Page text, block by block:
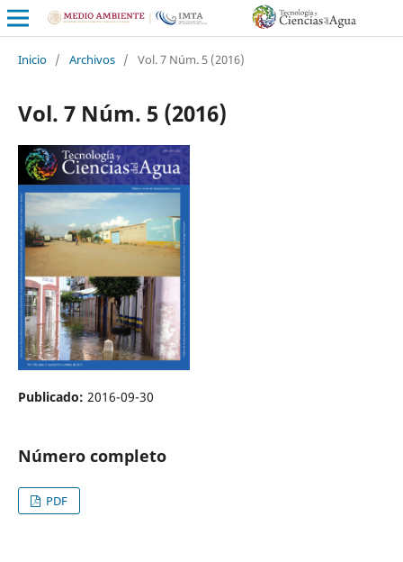
Inicio / Archivos / Vol. 7 Núm. 5 (2016)
Vol. 7 Núm. 5 (2016)
Publicado: 2016-09-30
Número completo
PDF